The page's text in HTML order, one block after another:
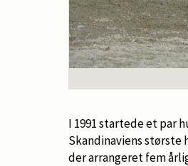
I 1991 startede et par
Skandinaviens
der arrangeret fem